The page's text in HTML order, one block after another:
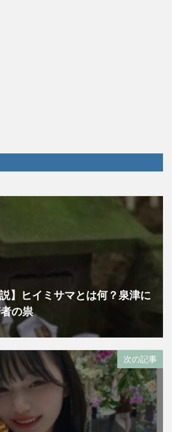
】ヒイミサマとは何？泉津に
の祟
次の記事